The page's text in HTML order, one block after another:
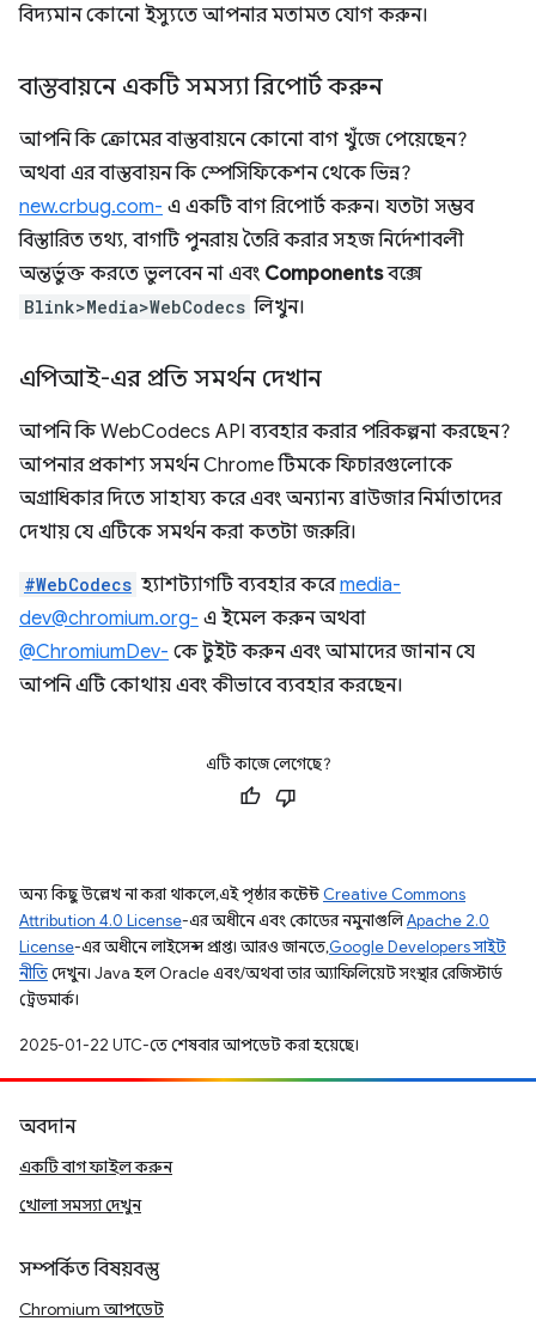
বিদ্যমান কোনো ইস্যুতে আপনার মতামত যোগ করুন।
বাস্তবায়নে একটি সমস্যা রিপোর্ট করুন
আপনি কি ক্রোমের বাস্তবায়নে কোনো বাগ খুঁজে পেয়েছেন?
অথবা এর বাস্তবায়ন কি স্পেসিফিকেশন থেকে ভিন্ন?
new.crbug.com- এ একটি বাগ রিপোর্ট করুন। যতটা সম্ভব
বিস্তারিত তথ্য, বাগটি পুনরায় তৈরি করার সহজ নির্দেশাবলী
অন্তর্ভুক্ত করতে ভুলবেন না এবং Componentsবক্সে
Blink>Media>WebCodecs লিখুন।
এপিআই-এর প্রতি সমর্থন দেখান
আপনি কি WebCodecs API ব্যবহার করার পরিকল্পনা করছেন?
আপনার প্রকাশ্য সমর্থন Chrome টিমকে ফিচারগুলোকে
অগ্রাধিকার দিতে সাহায্য করে এবং অন্যান্য ব্রাউজার নির্মাতাদের
দেখায় যে এটিকে সমর্থন করা কতটা জরুরি।
#WebCodecs হ্যাশট্যাগটি ব্যবহার করেmedia-
dev@chromium.org- এ ইমেল করুন অথবা
@ChromiumDev- কে টুইট করুন এবং আমাদের জানান যে
আপনি এটি কোথায় এবং কীভাবে ব্যবহার করছেন।
এটি কাজে লেগেছে?
অন্য কিছু উল্লেখ না করা থাকলে, এই পৃষ্ঠার কন্টেন্ট Creative Commons
Attribution 4.0 License-এর অধীনে এবং কোডের নমুনাগুলিApache 2.0
License-এর অধীনে লাইসেন্স প্রাপ্ত। আরও জানতে,Google Developers সাইট
নীতিদেখুন। Java হল Oracle এবং/অথবা তার অ্যাফিলিয়েট সংস্থার রেজিস্টার্ড
ট্রেডমার্ক।
2025-01-22 UTC-তে শেষবার আপডেট করা হয়েছে।
অবদান
একটি বাগ ফাইল করুন
খোলা সমস্যা দেখুন
সম্পর্কিত বিষয়বস্তু
Chromium আপডেট